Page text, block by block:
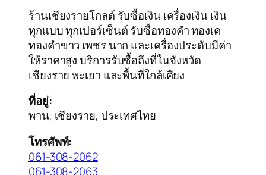
ร้านเชียงรายโกลด์ รับซื้อเงิน เครื่องเงิน เงิน
ทุกแบบ ทุกเปอร์เซ็นต์ รับซื้อทองคำ ทองเค
ทองคำขาว เพชร นาก และเครื่องประดับมีค่า
ให้ราคาสูง บริการรับซื้อถึงที่ในจังหวัด
เชียงราย พะเยา และพื้นที่ใกล้เคียง
ที่อยู่:
พาน, เชียงราย, ประเทศไทย
โทรศัพท์:
061-308-2062
061-308-2063